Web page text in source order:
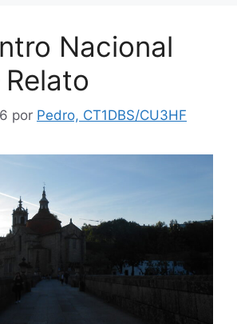
Nacional
Relato
por Pedro, CT1DBS/CU3HF